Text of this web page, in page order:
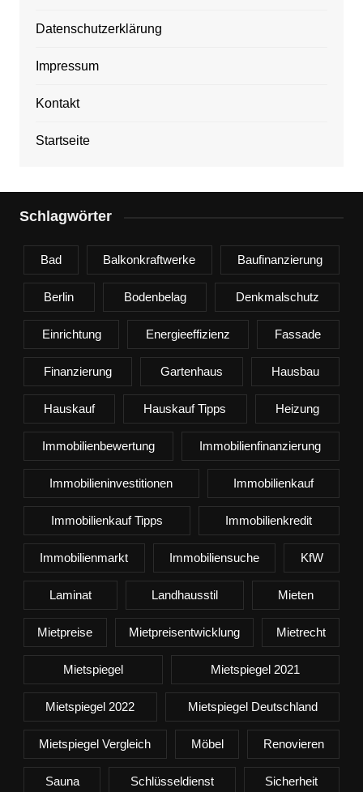
Datenschutzerklärung
Impressum
Kontakt
Startseite
Schlagwörter
Bad Balkonkraftwerke Baufinanzierung
Berlin Bodenbelag Denkmalschutz
Einrichtung Energieeffizienz Fassade
Finanzierung Gartenhaus Hausbau
Hauskauf Hauskauf Tipps Heizung
Immobilienbewertung Immobilienfinanzierung
Immobilieninvestitionen Immobilienkauf
Immobilienkauf Tipps Immobilienkredit
Immobilienmarkt Immobiliensuche KfW
Laminat Landhausstil Mieten
Mietpreise Mietpreisentwicklung Mietrecht
Mietspiegel Mietspiegel 2021
Mietspiegel 2022 Mietspiegel Deutschland
Mietspiegel Vergleich Möbel Renovieren
Sauna Schlüsseldienst Sicherheit